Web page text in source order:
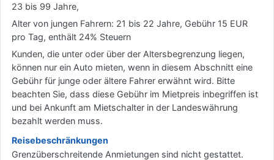
23 bis 99 Jahre,
Alter von jungen Fahrern: 21 bis 22 Jahre, Gebühr 15 EUR
pro Tag, enthält 24% Steuern
Kunden, die unter oder über der Altersbegrenzung liegen,
können nur ein Auto mieten, wenn in diesem Abschnitt eine
Gebühr für junge oder ältere Fahrer erwähnt wird. Bitte
beachten Sie, dass diese Gebühr im Mietpreis inbegriffen ist
und bei Ankunft am Mietschalter in der Landeswährung
bezahlt werden muss.
Reisebeschränkungen
Grenzüberschreitende Anmietungen sind nicht gestattet.